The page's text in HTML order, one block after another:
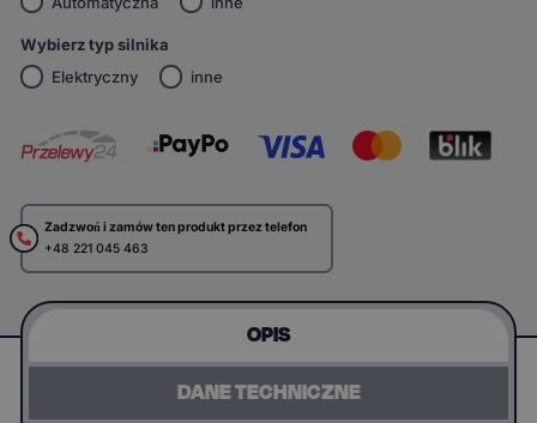
Wybierz typ silnika
Elektryczny
inne
Zadzwoń i zamów ten produkt przez telefon
+48 221 045 463
OPIS
DANE TECHNICZNE